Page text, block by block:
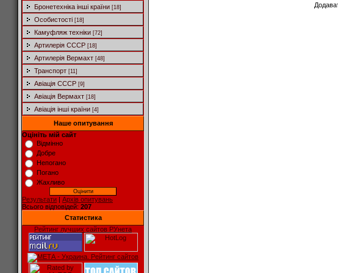
Бронетехніка інші країни [18]
Особистості [18]
Камуфляж техніки [72]
Артилерія СССР [18]
Артилерія Вермахт [48]
Транспорт [11]
Авіація СССР [9]
Авіація Вермахт [18]
Авіація інші країни [4]
Наше опитування
Оцініть мій сайт
Відмінно
Добре
Непогано
Погано
Жахливо
Результати | Архів опитувань
Всього відповідей: 207
Статистика
Рейтинг лучших сайтов РУнета